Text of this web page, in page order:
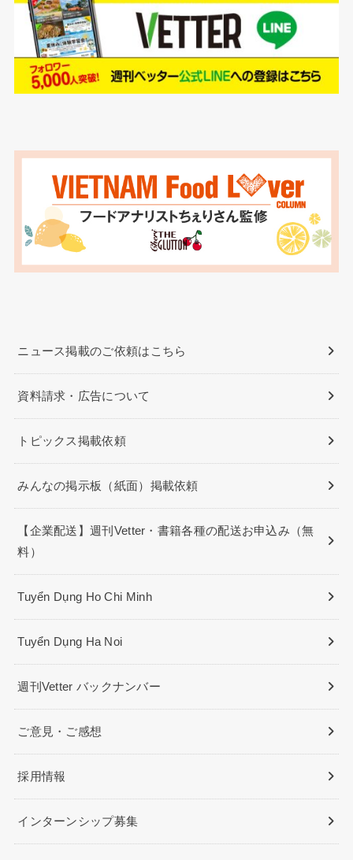
ニュース掲載のご依頼はこちら
資料請求・広告について
トピックス掲載依頼
みんなの掲示板（紙面）掲載依頼
【企業配送】週刊Vetter・書籍各種の配送お申込み（無
料）
Tuyển Dụng Ho Chi Minh
Tuyển Dụng Ha Noi
週刊Vetter バックナンバー
ご意見・ご感想
採用情報
インターンシップ募集